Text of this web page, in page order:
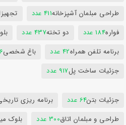
طراحی مبلمان آشپزخانه411 عدد
فواره184 عدد دو تخته437 عدد
برنامه تلفن همراه42 عدد باغ شخصی
جزئیات ساخت پل917 عدد
جزئیات بتن64 عدد برنامه ریزی
طراحی و مبلمان اتاق300 عدد بلوک